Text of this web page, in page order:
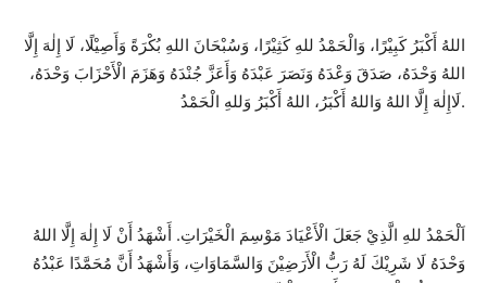
اللهُ أَكْبَرُ كَبِيْرًا، وَالْحَمْدُ للهِ كَثِيْرًا، وَسُبْحَانَ اللهِ بُكْرَةً وَأَصِيْلًا، لَا إِلٰهَ إِلَّا
اللهُ وَحْدَهُ، صَدَقَ وَعْدَهُ وَنَصَرَ عَبْدَهُ وَأَعَزَّ جُنْدَهُ وَهَزَمَ الْأَحْزَابَ وَحْدَهُ،
لَاإِلٰهَ إِلَّا اللهُ وَاللهُ أَكْبَرُ، اللهُ أَكْبَرُ وَللهِ الْحَمْدُ.
اَلْحَمْدُ للهِ الَّذِيْ جَعَلَ الْأَعْيَادَ مَوْسِمَ الْخَيْرَاتِ. أَشْهَدُ أَنْ لَا إِلٰهَ إِلَّا اللهُ
وَحْدَهُ لَا شَرِيْكَ لَهُ رَبُّ الْأَرَضِيْنَ وَالسَّمَاوَاتِ، وَأَشْهَدُ أَنَّ مُحَمَّدًا عَبْدُهُ